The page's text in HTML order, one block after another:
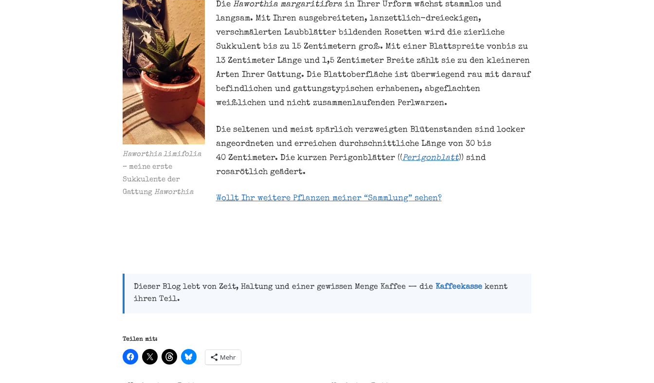
Haworthia limifolia
– meine erste
Sukkulente der
Gattung Haworthia
DieHaworthia margaritiferain Ihrer Urform wächst stammlos und
langsam. Mit Ihren ausgebreiteten, lanzettlich-dreieckigen,
verschmälerten Laubblätter bildenden Rosetten wird die zierliche
Sukkulent bis zu 15 Zentimetern groß. Mit einer Blattspreite vonbis zu
13 Zentimeter Länge und 1,5 Zentimeter Breite zählt sie zu den kleineren
Arten Ihrer Gattung. Die Blattoberfläche ist überwiegend rau mit darauf
befindlichen und gattungstypischen erhabenen, abgeflachten
weißlichen und nicht zusammenlaufenden Perlwarzen.
Die seltenen und meist spärlich verzweigten Blütenstanden sind locker
angeordneten und erreichen durchschnittliche Länge von 30 bis
40 Zentimeter. Die kurzen Perigonblätter ((Perigonblatt)) sind
rosarötlich geädert.
Wollt Ihr weitere Pflanzen meiner “Sammlung” sehen?
Dieser Blog lebt von Zeit, Haltung und einer gewissen Menge Kaffee — die Kaffeekassekennt
ihren Teil.
Teilen mit:
Mehr